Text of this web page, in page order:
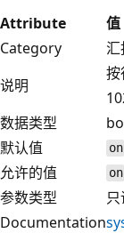
Attribute
值
Category
说明
按
数据类型
默认值
on
允许的值 on
参数类型
Documentation